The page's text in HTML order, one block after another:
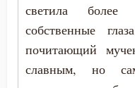
Спокойствие
Сребролюбие
светила
собственные
почитающий
славным, но